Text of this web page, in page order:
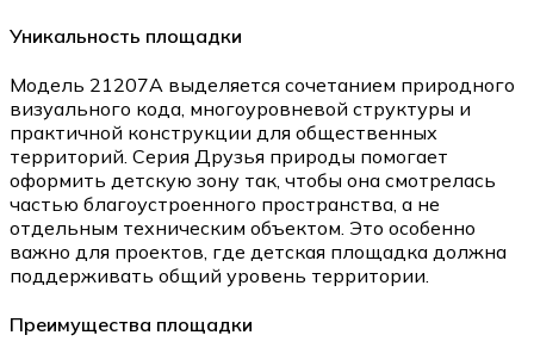
Уникальность площадки
Модель 21207A выделяется сочетанием природного
визуального кода, многоуровневой структуры и
практичной конструкции для общественных
территорий. Серия Друзья природы помогает
оформить детскую зону так, чтобы она смотрелась
частью благоустроенного пространства, а не
отдельным техническим объектом. Это особенно
важно для проектов, где детская площадка должна
поддерживать общий уровень территории.
Преимущества площадки